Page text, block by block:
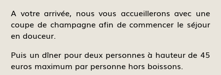
A votre arrivée, nous vous accueillerons avec une
coupe de champagne afin de commencer le séjour
en douceur.
Puis un dîner pour deux personnes à hauteur de 45
euros maximum par personne hors boissons.